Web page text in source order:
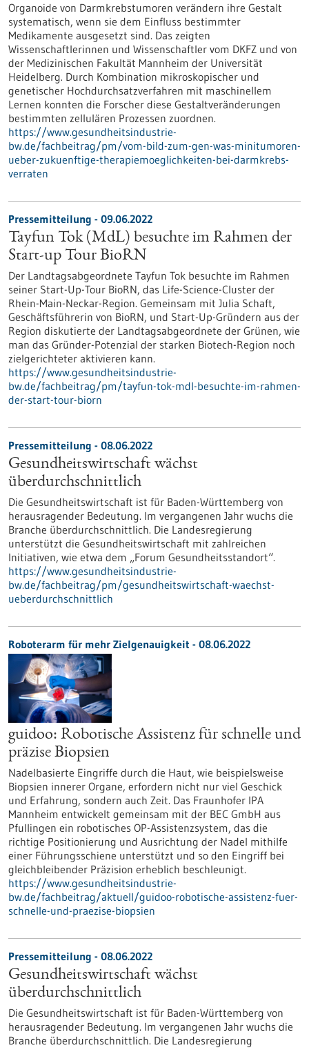
Organoide von Darmkrebstumoren verändern ihre Gestalt
systematisch, wenn sie dem Einfluss bestimmter
Medikamente ausgesetzt sind. Das zeigten
Wissenschaftlerinnen und Wissenschaftler vom DKFZ und von
der Medizinischen Fakultät Mannheim der Universität
Heidelberg. Durch Kombination mikroskopischer und
genetischer Hochdurchsatzverfahren mit maschinellem
Lernen konnten die Forscher diese Gestaltveränderungen
bestimmten zellulären Prozessen zuordnen.
https://www.gesundheitsindustrie-
bw.de/fachbeitrag/pm/vom-bild-zum-gen-was-minitumoren-
ueber-zukuenftige-therapiemoeglichkeiten-bei-darmkrebs-
verraten
Pressemitteilung - 09.06.2022
Tayfun Tok (MdL) besuchte im Rahmen der
Start-up Tour BioRN
Der Landtagsabgeordnete Tayfun Tok besuchte im Rahmen
seiner Start-Up-Tour BioRN, das Life-Science-Cluster der
Rhein-Main-Neckar-Region. Gemeinsam mit Julia Schaft,
Geschäftsführerin von BioRN, und Start-Up-Gründern aus der
Region diskutierte der Landtagsabgeordnete der Grünen, wie
man das Gründer-Potenzial der starken Biotech-Region noch
zielgerichteter aktivieren kann.
https://www.gesundheitsindustrie-
bw.de/fachbeitrag/pm/tayfun-tok-mdl-besuchte-im-rahmen-
der-start-tour-biorn
Pressemitteilung - 08.06.2022
Gesundheitswirtschaft wächst
überdurchschnittlich
Die Gesundheitswirtschaft ist für Baden-Württemberg von
herausragender Bedeutung. Im vergangenen Jahr wuchs die
Branche überdurchschnittlich. Die Landesregierung
unterstützt die Gesundheitswirtschaft mit zahlreichen
Initiativen, wie etwa dem „Forum Gesundheitsstandort“.
https://www.gesundheitsindustrie-
bw.de/fachbeitrag/pm/gesundheitswirtschaft-waechst-
ueberdurchschnittlich
Roboterarm für mehr Zielgenauigkeit - 08.06.2022
guidoo: Robotische Assistenz für schnelle und
präzise Biopsien
Nadelbasierte Eingriffe durch die Haut, wie beispielsweise
Biopsien innerer Organe, erfordern nicht nur viel Geschick
und Erfahrung, sondern auch Zeit. Das Fraunhofer IPA
Mannheim entwickelt gemeinsam mit der BEC GmbH aus
Pfullingen ein robotisches OP-Assistenzsystem, das die
richtige Positionierung und Ausrichtung der Nadel mithilfe
einer Führungsschiene unterstützt und so den Eingriff bei
gleichbleibender Präzision erheblich beschleunigt.
https://www.gesundheitsindustrie-
bw.de/fachbeitrag/aktuell/guidoo-robotische-assistenz-fuer-
schnelle-und-praezise-biopsien
Pressemitteilung - 08.06.2022
Gesundheitswirtschaft wächst
überdurchschnittlich
Die Gesundheitswirtschaft ist für Baden-Württemberg von
herausragender Bedeutung. Im vergangenen Jahr wuchs die
Branche überdurchschnittlich. Die Landesregierung